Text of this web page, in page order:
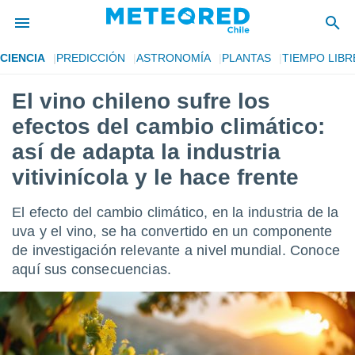
de
por
la
que se
calidad.
las
y
forma
digital
basada
CIENCIA PREDICCIÓN ASTRONOMÍA PLANTAS TIEMPO
El vino chileno sufre los
efectos del cambio climático:
así de adapta la industria
vitivinícola y le hace frente
El efecto del cambio climático, en la industria de la
uva y el vino, se ha convertido en un componente
de investigación relevante a nivel mundial. Conoce
aquí sus consecuencias.